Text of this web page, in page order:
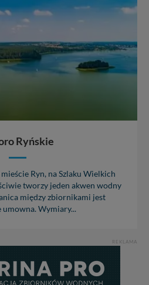
Ryńskie
Ryn, na Szlaku Wielkich
tworzy jeden akwen wodny
między zbiornikami jest
umowna. Wymiary...
REKLAMA